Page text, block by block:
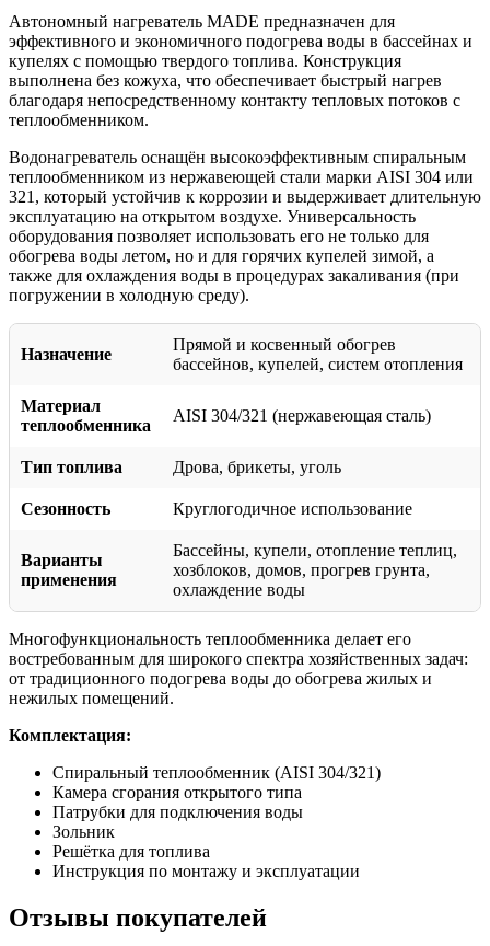
Автономный нагреватель MADE предназначен для
эффективного и экономичного подогрева воды в бассейнах и
купелях с помощью твердого топлива. Конструкция
выполнена без кожуха, что обеспечивает быстрый нагрев
благодаря непосредственному контакту тепловых потоков с
теплообменником.
Водонагреватель оснащён высокоэффективным спиральным
теплообменником из нержавеющей стали марки AISI 304 или
321, который устойчив к коррозии и выдерживает длительную
эксплуатацию на открытом воздухе. Универсальность
оборудования позволяет использовать его не только для
обогрева воды летом, но и для горячих купелей зимой, а
также для охлаждения воды в процедурах закаливания (при
погружении в холодную среду).
Назначение
Прямой и косвенный обогрев
бассейнов, купелей, систем отопления
Материал
теплообменника
AISI 304/321 (нержавеющая сталь)
Тип топлива Дрова, брикеты, уголь
Сезонность Круглогодичное использование
Варианты
применения
Бассейны, купели, отопление теплиц,
хозблоков, домов, прогрев грунта,
охлаждение воды
Многофункциональность теплообменника делает его
востребованным для широкого спектра хозяйственных задач:
от традиционного подогрева воды до обогрева жилых и
нежилых помещений.
Комплектация:
Спиральный теплообменник (AISI 304/321)
Камера сгорания открытого типа
Патрубки для подключения воды
Зольник
Решётка для топлива
Инструкция по монтажу и эксплуатации
Отзывы покупателей